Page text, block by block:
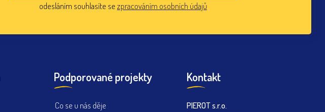
odesláním souhlasíte sezpracováním osobních údajů
Podporované projekty
Co se u nás děje
Kontakt
PIEROT s.r.o.